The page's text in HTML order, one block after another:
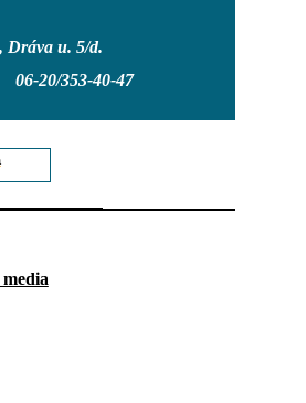
Dráva u. 5/d.
06-20/353-40-47